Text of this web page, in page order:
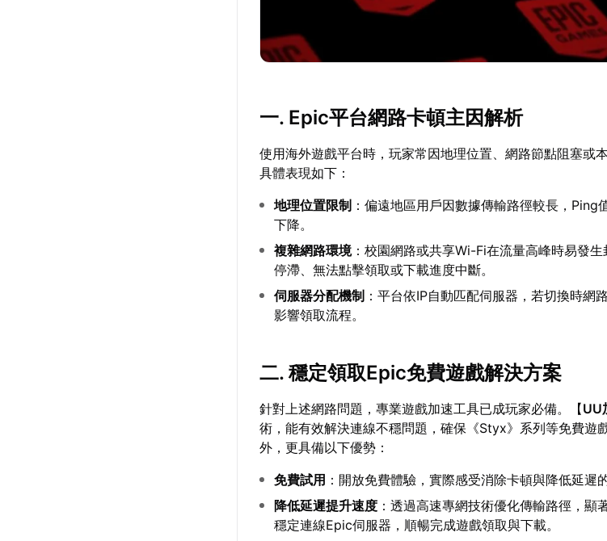
一. Epic平台網路卡頓主因解析
使用海外遊戲平台時，玩家常因地理位置、網路節點阻塞或
具體表現如下：
地理位置限制 ：偏遠地區用戶因數據傳輸路徑較長，
下降。
複雜網路環境：校園網路或共享Wi-Fi在流量高峰時易發
停滯、無法點擊領取或下載進度中斷。
伺服器分配機制 ：平台依IP自動匹配伺服器，若切換時網
影響領取流程。
二. 穩定領取Epic免費遊戲解決方案
針對上述網路問題，專業遊戲加速工具已成玩家必備。【UU
術，能有效解決連線不穩問題，確保《Styx》系列等免費遊
外，更具備以下優勢：
免費試用 ：開放免費體驗，實際感受消除卡頓與降低延遲
降低延遲提升速度 ：透過高速專網技術優化傳輸路徑，顯
穩定連線Epic伺服器，順暢完成遊戲領取與下載。